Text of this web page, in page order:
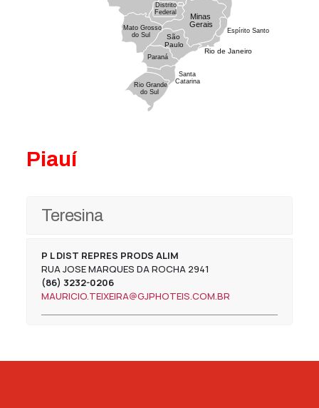
Distrito
Federal
Espírito Santo
Mato Grosso
do Sul
Minas
Gerais
Paraná
Rio de Janeiro
Rio Grande
do Sul
Santa
Catarina
São
Paulo
Piauí
Teresina
P L DIST REPRES PRODS ALIM
RUA JOSE MARQUES DA ROCHA 2941
(86) 3232-0206
MAURICIO.TEIXEIRA@GJPHOTEIS.COM.BR